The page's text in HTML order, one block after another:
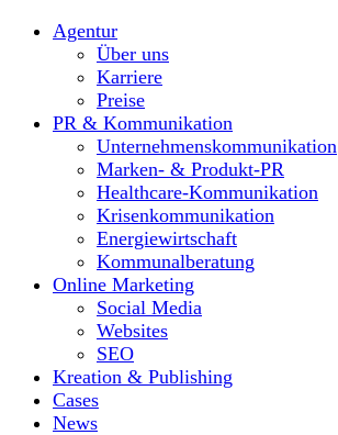
Agentur
Über uns
Karriere
Preise
PR & Kommunikation
Unternehmenskommunikation
Marken- & Produkt-PR
Healthcare-Kommunikation
Krisenkommunikation
Energiewirtschaft
Kommunalberatung
Online Marketing
Social Media
Websites
SEO
Kreation & Publishing
Cases
News